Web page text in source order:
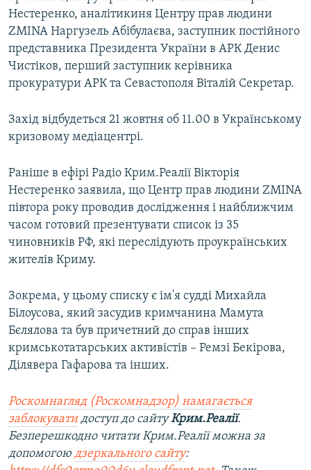
Нестеренко, аналітикиня Центру прав людини
ZMINA Наргузель Абібулаєва, заступник постійного
представника Президента України в АРК Денис
Чистіков, перший заступник керівника
прокуратури АРК та Севастополя Віталій Секретар.
Захід відбудеться 21 жовтня об 11.00 в Українському
кризовому медіацентрі.
Раніше в ефірі Радіо Крим.Реалії Вікторія
Нестеренко заявила, що Центр прав людини ZMINA
півтора року проводив дослідження і найближчим
часом готовий презентувати список із 35
чиновників РФ, які переслідують проукраїнських
жителів Криму.
Зокрема, у цьому списку є ім'я судді Михайла
Білоусова, який засудив кримчанина Мамута
Бєлялова та був причетний до справ інших
кримськотатарських активістів – Ремзі Бекірова,
Ділявера Гафарова та інших.
Роскомнагляд (Роскомнадзор) намагається
заблокуватидоступ до сайтуКрим.Реалії.
Безперешкодно читати Крим.Реалії можна за
допомогою дзеркального сайту: